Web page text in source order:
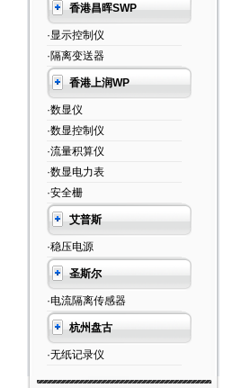
香港昌晖SWP
·显示控制仪
·隔离变送器
香港上润WP
·数显仪
·数显控制仪
·流量积算仪
·数显电力表
·安全栅
艾普斯
·稳压电源
圣斯尔
·电流隔离传感器
杭州盘古
·无纸记录仪